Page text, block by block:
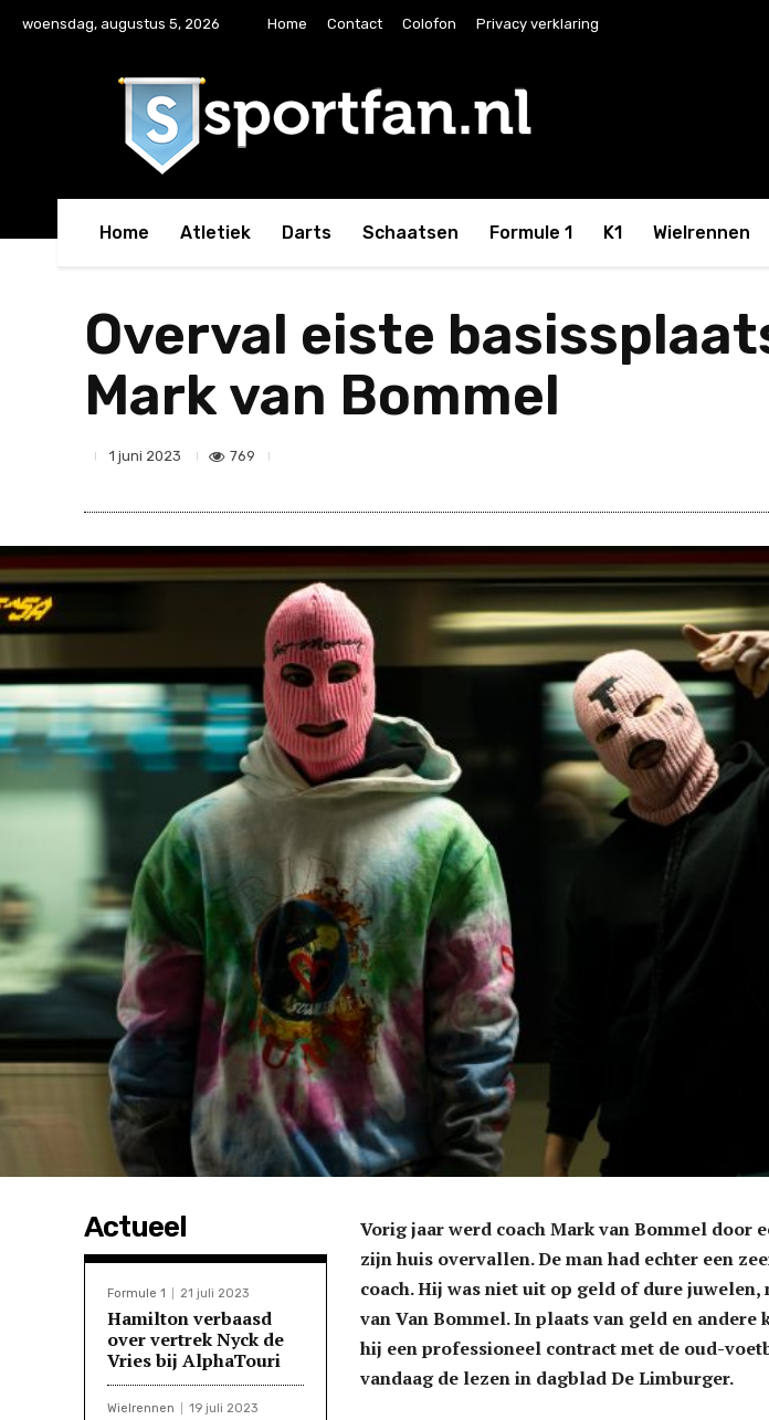
woensdag, augustus 5, 2026 Home Contact Colofon Privacy verklaring
Home Atletiek Darts Schaatsen Formule 1 K1 Wielrennen
Overval eiste
Mark van Bommel
1 juni 2023 769
Actueel
Formule 1 21 juli 2023
Hamilton verbaasd
over vertrek Nyck de
Vries bij AlphaTouri
Wielrennen 19 juli 2023
Vorig jaar werd coach Mark van Bommel door
zijn huis overvallen. De man had echter een
coach. Hij was niet uit op geld of dure
van Van Bommel. In plaats van geld en andere
hij een professioneel contract met de oud-
vandaag de lezen in dagblad De Limburger.